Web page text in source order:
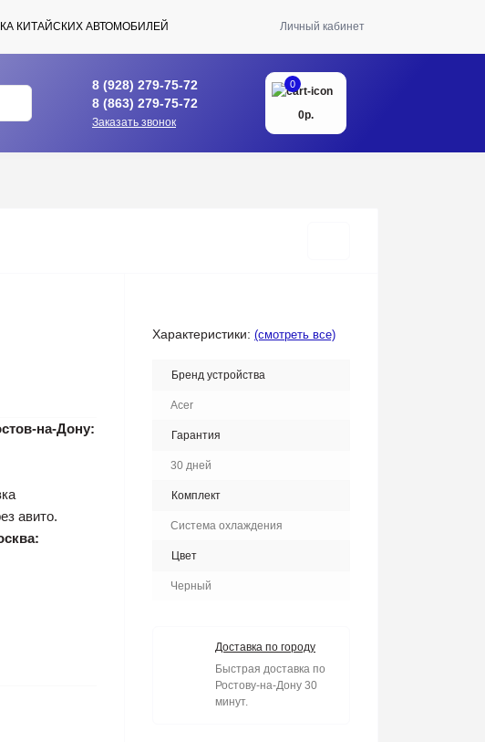
КИТАЙСКИХ АВТОМОБИЛЕЙ Личный кабинет
8 (928) 279-75-72
8 (863) 279-75-72
Заказать звонок
0
0р.
на-Дону:
авито.
Характеристики: (смотреть все)
Бренд устройства
Acer
Гарантия
30 дней
Комплект
Система охлаждения
Цвет
Черный
Доставка по городу
Быстрая доставка по
Ростову-на-Дону 30
минут.